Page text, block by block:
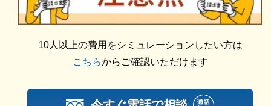
一日葬は、時間や費用を軽減しつつ、お別れの時間と
場所はしっかりと持ちたいという方に適しています。
キクヤ八王子中央ホールの一日葬は、以下の方におす
時間的に余裕を持ちたい
10人以上の費用をシミュレーションしたい方は
こちらからご確認いただけます